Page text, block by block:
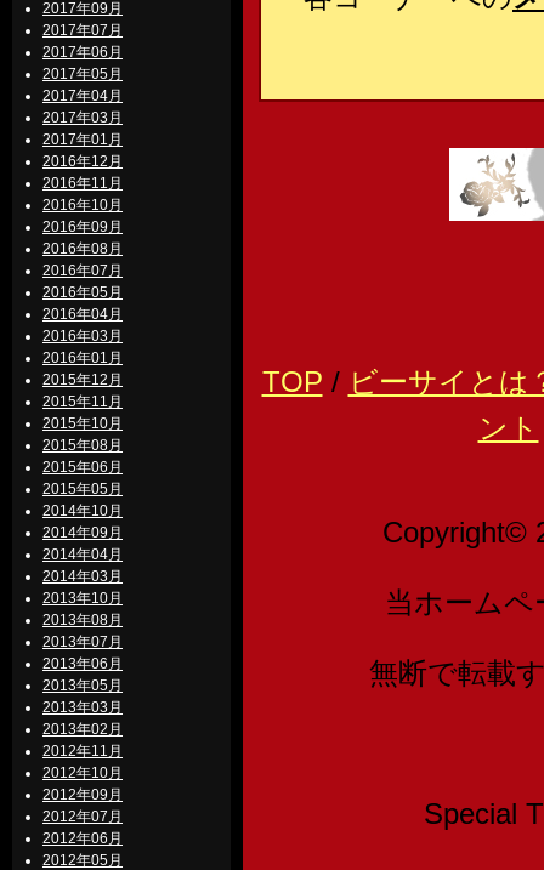
2017年09月
2017年07月
2017年06月
2017年05月
2017年04月
2017年03月
2017年01月
2016年12月
2016年11月
2016年10月
2016年09月
2016年08月
2016年07月
2016年05月
2016年04月
2016年03月
2016年01月
2015年12月
2015年11月
2015年10月
2015年08月
2015年06月
2015年05月
2014年10月
2014年09月
2014年04月
2014年03月
2013年10月
2013年08月
2013年07月
2013年06月
2013年05月
2013年03月
2013年02月
2012年11月
2012年10月
2012年09月
2012年07月
2012年06月
2012年05月
TOP / ビーサイとは
ント
Copyright©
当ホーム
無断で転載
Special